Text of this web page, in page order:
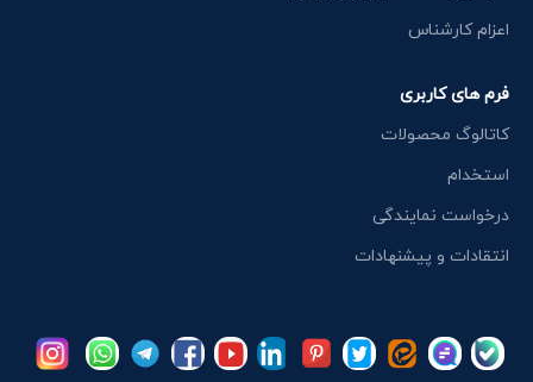
اعزام کارشناس
فرم های کاربری
کاتالوگ محصولات
استخدام
درخواست نمایندگی
انتقادات و پیشنهادات